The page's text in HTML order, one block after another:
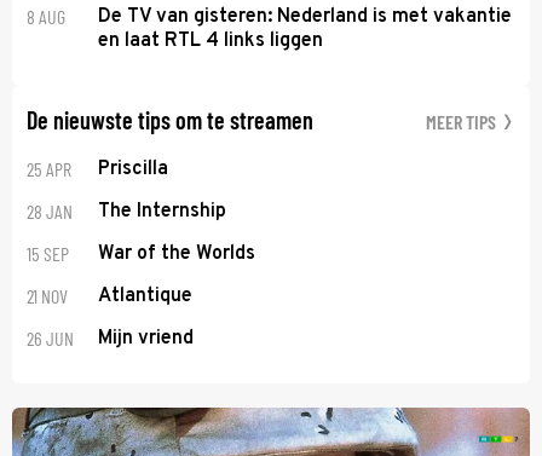
8 AUG
De TV van gisteren: Nederland is met vakantie
en laat RTL 4 links liggen
De nieuwste tips om te streamen MEER TIPS
25 APR Priscilla
28 JAN The Internship
15 SEP War of the Worlds
21 NOV Atlantique
26 JUN Mijn vriend